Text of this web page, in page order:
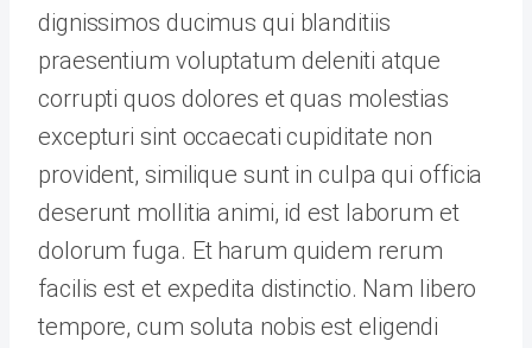
dignissimos ducimus qui blanditiis
praesentium voluptatum deleniti atque
corrupti quos dolores et quas molestias
excepturi sint occaecati cupiditate non
provident, similique sunt in culpa qui officia
deserunt mollitia animi, id est laborum et
dolorum fuga. Et harum quidem rerum
facilis est et expedita distinctio. Nam libero
tempore, cum soluta nobis est eligendi